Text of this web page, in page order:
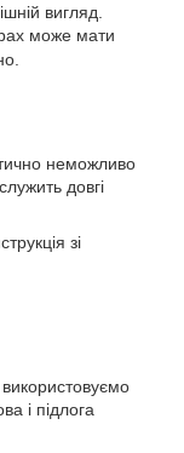
вигляд.
може мати
неможливо
довгі
зі
і підлога